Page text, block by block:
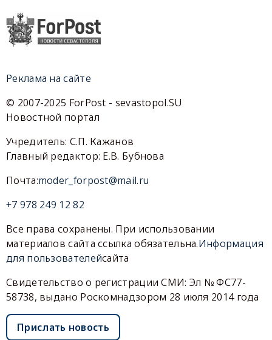
Реклама на сайте
© 2007-2025 ForPost - sevastopol.SU
Новостной портал
Учредитель: С.П. Кажанов
Главный редактор: Е.В. Бубнова
Почта:moder_forpost@mail.ru
+7 978 249 12 82
Все права сохранены. При использовании
материалов сайта ссылка обязательна.Информация
для пользователейсайта
Свидетельство о регистрации СМИ: Эл № ФС77-
58738, выдано Роскомнадзором 28 июля 2014 года
Прислать новость